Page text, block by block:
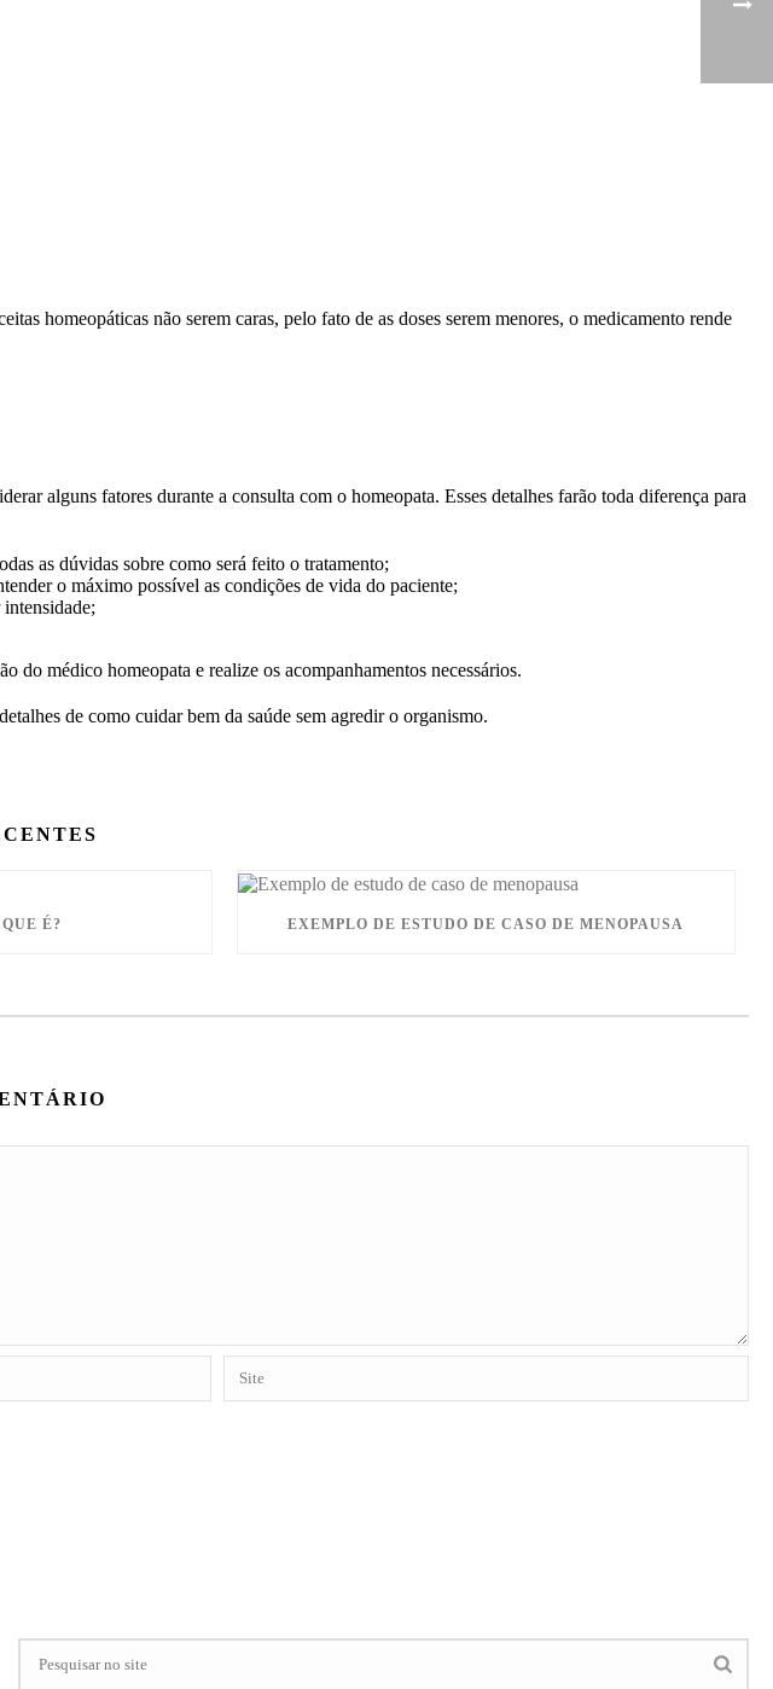
homeopáticas não serem caras, pelo fato de as doses serem menores, o medicamento rende
alguns fatores durante a consulta com o homeopata. Esses detalhes farão toda diferença para
as dúvidas sobre como será feito o tratamento;
o máximo possível as condições de vida do paciente;
do médico homeopata e realize os acompanhamentos necessários.
de como cuidar bem da saúde sem agredir o organismo.
É? EXEMPLO DE ESTUDO DE CASO DE MENOPAUSA